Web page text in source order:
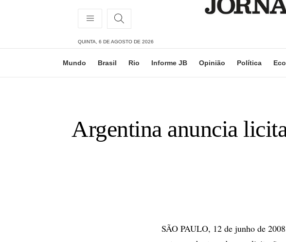
QUINTA, 6 DE AGOSTO DE 2026
Mundo Brasil Rio Informe JB Opinião Política
Argentina anuncia
SÃO PAULO, 12 de junho de